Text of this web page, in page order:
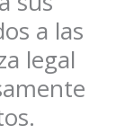
a las
legal